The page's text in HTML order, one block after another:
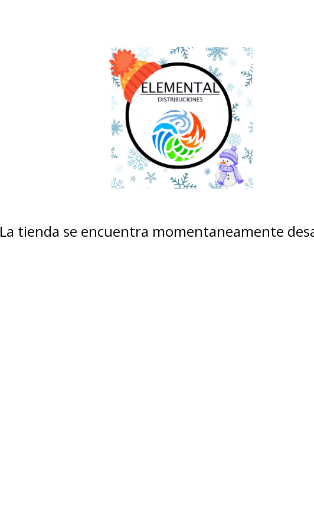
La tienda se encuentra momentaneamente